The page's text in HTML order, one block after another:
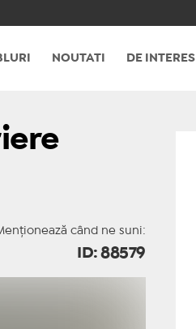
NOUTATI DE INTERES
când ne suni:
ID: 88579